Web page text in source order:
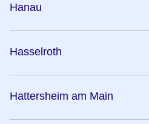
Hanau
Hasselroth
Hattersheim am Main